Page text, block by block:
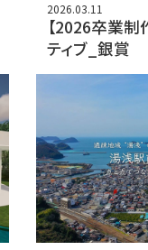
2026.03.11
【2026卒業制
ティブ_銀賞